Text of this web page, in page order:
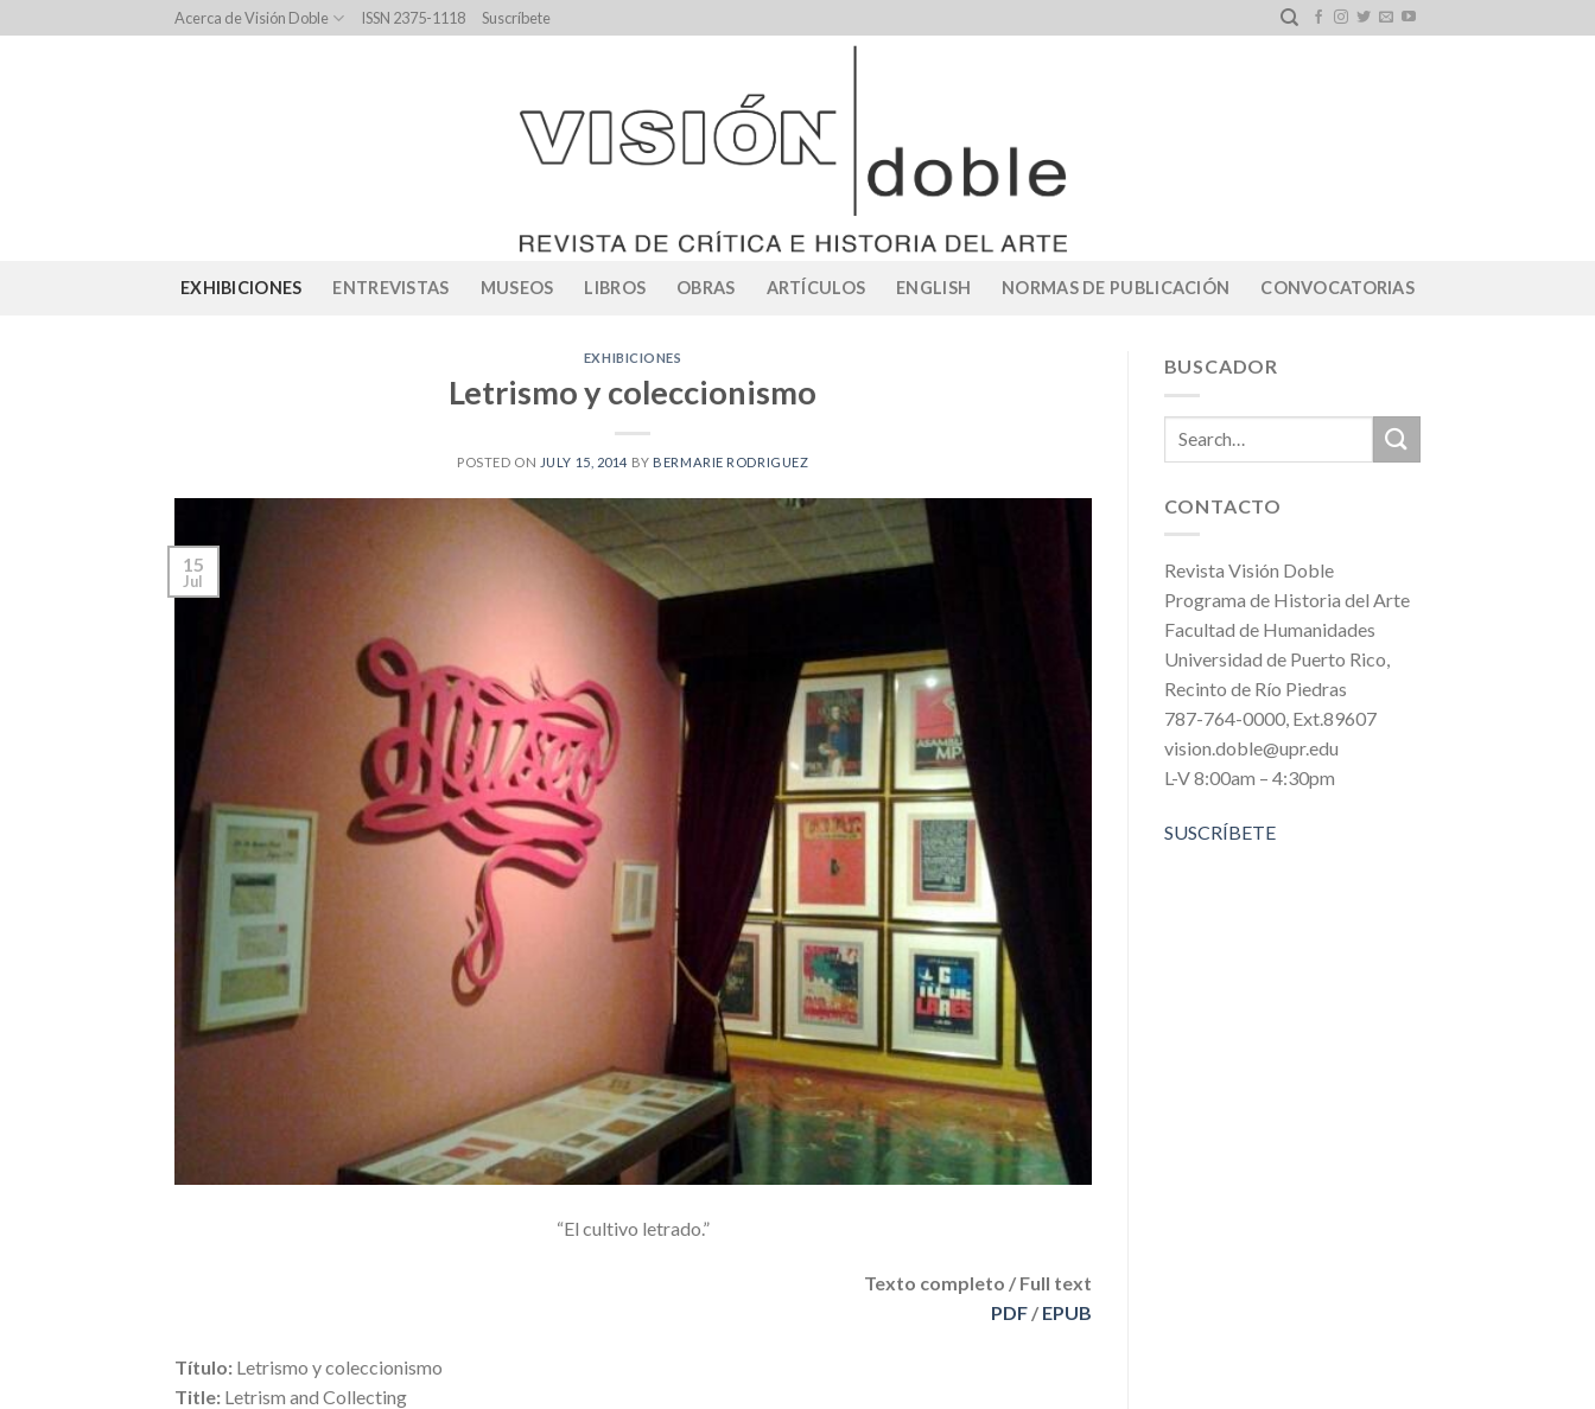
to
Acerca de Visión Doble ISSN 2375-1118 Suscríbete
EXHIBICIONES ENTREVISTAS MUSEOS LIBROS OBRAS ARTÍCULOS ENGLISH NORMAS DE PUBLICACIÓN CONVOCATORIAS
EXHIBICIONES
Letrismo y coleccionismo
POSTED ON JULY 15, 2014 BY BERMARIE RODRIGUEZ
15
Jul
“El cultivo letrado.”
Texto completo / Full text
PDF / EPUB
Título: Letrismo y coleccionismo
Title: Letrism and Collecting
BUSCADOR
CONTACTO
Revista Visión Doble
Programa de Historia del Arte
Facultad de Humanidades
Universidad de Puerto Rico,
Recinto de Río Piedras
787-764-0000, Ext.89607
vision.doble@upr.edu
L-V 8:00am – 4:30pm
SUSCRÍBETE